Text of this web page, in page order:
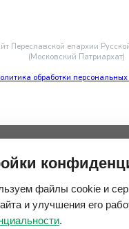
Переславской епархии
(Московский Патриархат)
обработки